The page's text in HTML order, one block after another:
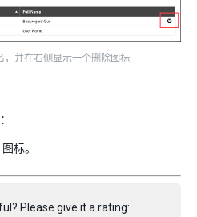
，并在右侧显示一个删除图标
标。
Please give it a rating: